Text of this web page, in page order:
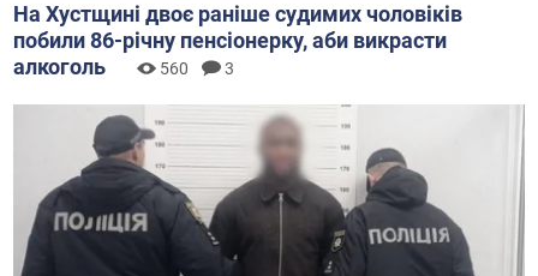
На Хустщині двоє раніше судимих чоловіків
побили 86-річну пенсіонерку, аби викрасти
алкоголь
560 3